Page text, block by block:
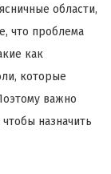
области,
что проблема
как
которые
важно
назначить